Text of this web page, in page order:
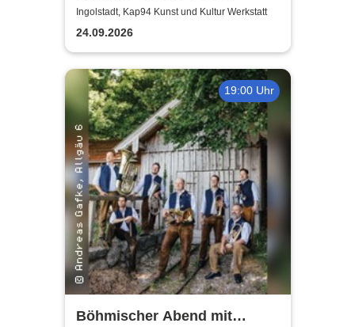
Gegenteil von Rock’n’Roll
Ingolstadt, Kap94 Kunst und Kultur Werkstatt
24.09.2026
19:00 Uhr
Böhmischer Abend mit